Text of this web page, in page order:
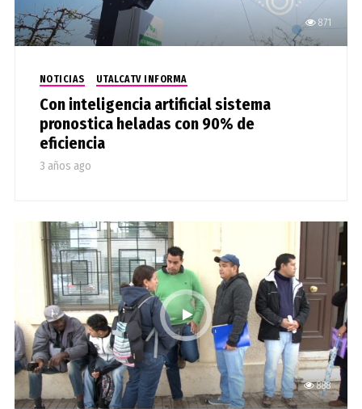
871
NOTICIAS UTALCATV INFORMA
Con inteligencia artificial sistema
pronostica heladas con 90% de
eficiencia
3 años ago
888